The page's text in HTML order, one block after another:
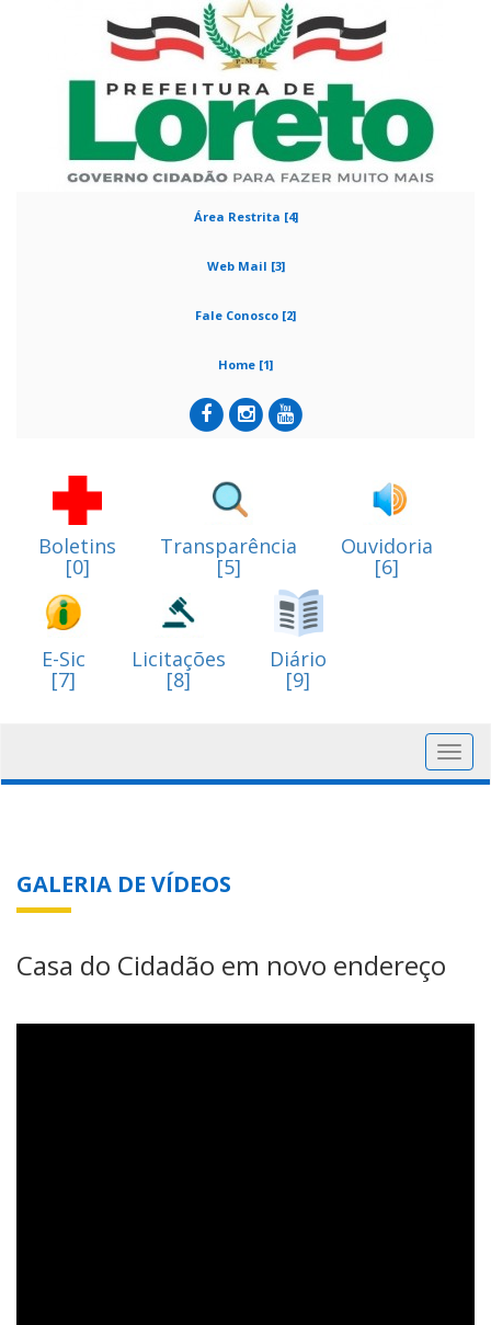
Área Restrita [4]
Web Mail [3]
Fale Conosco [2]
Home [1]
Boletins
[0]
Transparência
[5]
Ouvidoria
[6]
E-Sic
[7]
Licitações
[8]
Diário
[9]
GALERIA DE VÍDEOS
Casa do Cidadão em novo endereço